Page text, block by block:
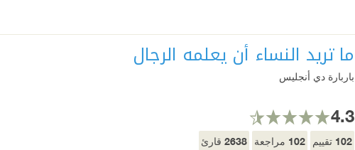
ما تريد النساء أن يعلمه الرجال
باربارة دي أنجليس
4.3
102 تقييم 102 مراجعة 2638 قارئ